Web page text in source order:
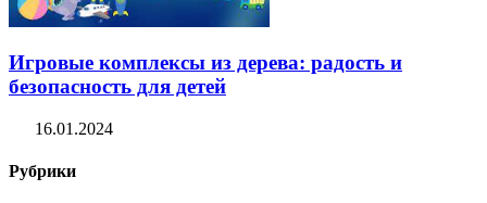
Игровые комплексы из дерева: радость и
безопасность для детей
16.01.2024
Рубрики